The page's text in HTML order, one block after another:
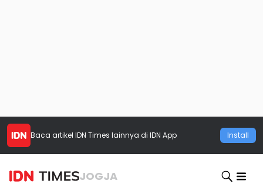
Baca artikel IDN Times lainnya di IDN App Install
JOGJA